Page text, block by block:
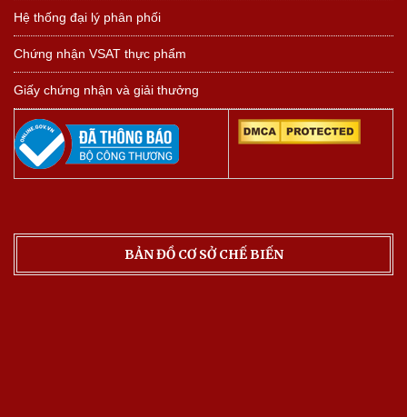
Hệ thống đại lý phân phối
Chứng nhận VSAT thực phẩm
Giấy chứng nhận và giải thưởng
BẢN ĐỒ CƠ SỞ CHẾ BIẾN